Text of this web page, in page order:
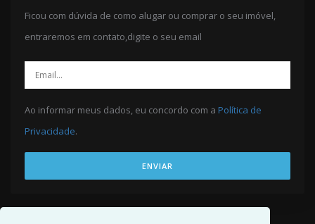
Ficou com dúvida de como alugar ou comprar o seu imóvel,
entraremos em contato,digite o seu email
Ao informar meus dados, eu concordo com a Política de
Privacidade.
ENVIAR